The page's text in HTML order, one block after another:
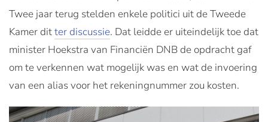
Twee jaar terug stelden enkele politici uit de Tweede
Kamer ditter discussie. Dat leidde er uiteindelijk toe dat
minister Hoekstra van Financiën DNB de opdracht gaf
om te verkennen wat mogelijk was en wat de invoering
van een alias voor het rekeningnummer zou kosten.